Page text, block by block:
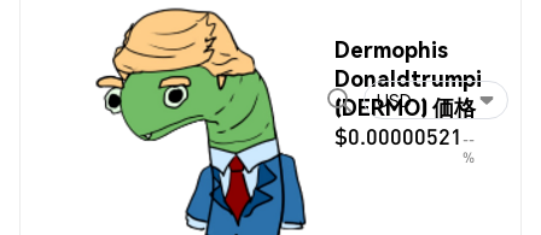
Dermophis
Donaldtrumpi
(DERMO) 価格
$0.00000521 --
%
USD